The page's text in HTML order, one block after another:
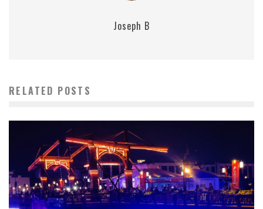
Joseph B
RELATED POSTS